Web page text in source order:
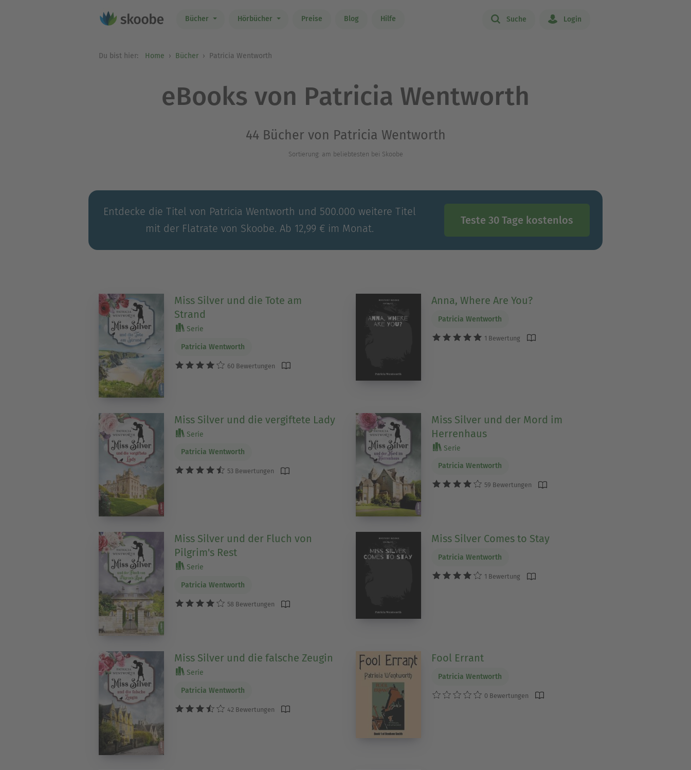
Bücher Hörbücher Preise Blog Hilfe Suche Login
Du bist hier: Home Bücher Patricia Wentworth
eBooks von Patricia Wentworth
44 Bücher von Patricia Wentworth
Sortierung: am beliebtesten bei Skoobe
Entdecke die Titel von Patricia Wentworth und 500.000 weitere Titel
mit der Flatrate von Skoobe. Ab 12,99 € im Monat.
Teste 30 Tage kostenlos
Miss Silver und die Tote am
Strand
Serie
Patricia Wentworth
60 Bewertungen
Anna, Where Are You?
Patricia Wentworth
1 Bewertung
Miss Silver und die vergiftete Lady
Serie
Patricia Wentworth
53 Bewertungen
Miss Silver und der Mord im
Herrenhaus
Serie
Patricia Wentworth
59 Bewertungen
Miss Silver und der Fluch von
Pilgrim's Rest
Serie
Patricia Wentworth
58 Bewertungen
Miss Silver Comes to Stay
Patricia Wentworth
1 Bewertung
Miss Silver und die falsche Zeugin
Serie
Patricia Wentworth
42 Bewertungen
Fool Errant
Patricia Wentworth
0 Bewertungen